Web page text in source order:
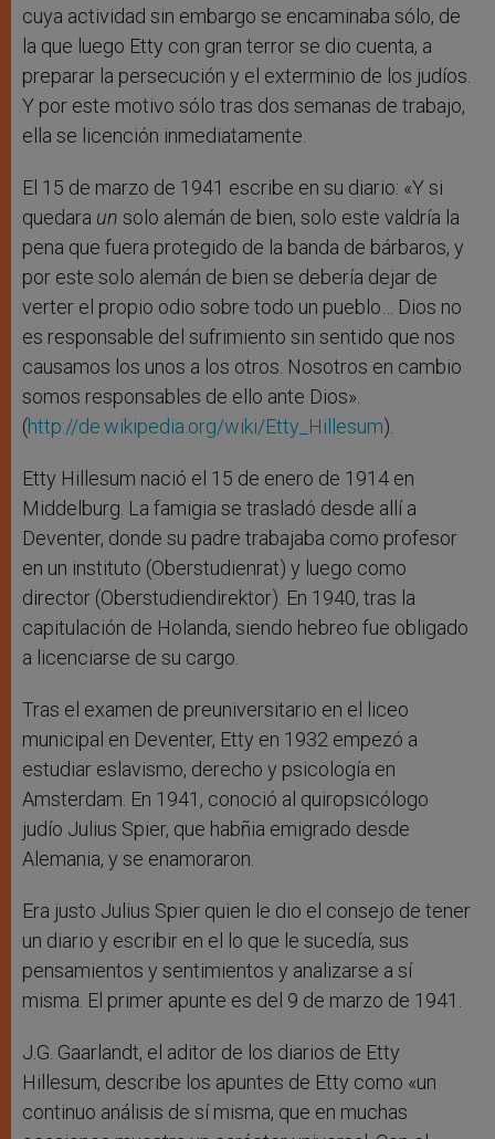
cuya actividad sin embargo se encaminaba sólo, de
la que luego Etty con gran terror se dio cuenta, a
preparar la persecución y el exterminio de los judíos.
Y por este motivo sólo tras dos semanas de trabajo,
ella se licención inmediatamente.
El 15 de marzo de 1941 escribe en su diario: «Y si
quedara un solo alemán de bien, solo este valdría la
pena que fuera protegido de la banda de bárbaros, y
por este solo alemán de bien se debería dejar de
verter el propio odio sobre todo un pueblo… Dios no
es responsable del sufrimiento sin sentido que nos
causamos los unos a los otros. Nosotros en cambio
somos responsables de ello ante Dios».
(http://de.wikipedia.org/wiki/Etty_Hillesum).
Etty Hillesum nació el 15 de enero de 1914 en
Middelburg. La famigia se trasladó desde allí a
Deventer, donde su padre trabajaba como profesor
en un instituto (Oberstudienrat) y luego como
director (Oberstudiendirektor). En 1940, tras la
capitulación de Holanda, siendo hebreo fue obligado
a licenciarse de su cargo.
Tras el examen de preuniversitario en el liceo
municipal en Deventer, Etty en 1932 empezó a
estudiar eslavismo, derecho y psicología en
Amsterdam. En 1941, conoció al quiropsicólogo
judío Julius Spier, que habñia emigrado desde
Alemania, y se enamoraron.
Era justo Julius Spier quien le dio el consejo de tener
un diario y escribir en el lo que le sucedía, sus
pensamientos y sentimientos y analizarse a sí
misma. El primer apunte es del 9 de marzo de 1941.
J.G. Gaarlandt, el aditor de los diarios de Etty
Hillesum, describe los apuntes de Etty como «un
continuo análisis de sí misma, que en muchas